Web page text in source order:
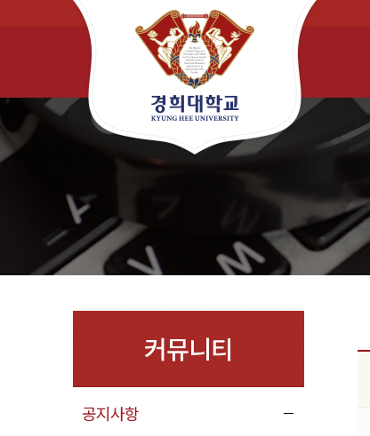
커뮤니티
공지사항